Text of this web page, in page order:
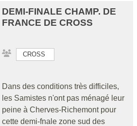
DEMI-FINALE CHAMP. DE
FRANCE DE CROSS
CROSS
Dans des conditions très difficiles,
les Samistes n'ont pas ménagé leur
peine à Cherves-Richemont pour
cette demi-fnale zone sud des